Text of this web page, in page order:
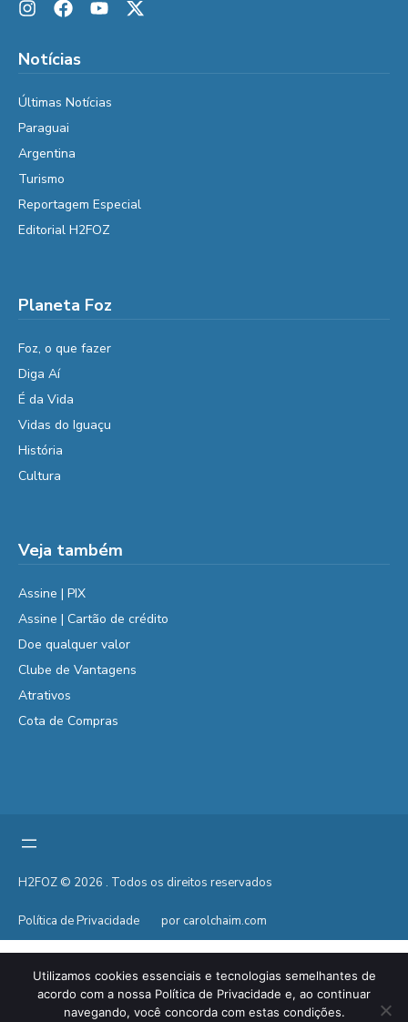
Notícias
Últimas Notícias
Paraguai
Argentina
Turismo
Reportagem Especial
Editorial H2FOZ
Planeta Foz
Foz, o que fazer
Diga Aí
É da Vida
Vidas do Iguaçu
História
Cultura
Veja também
Assine | PIX
Assine | Cartão de crédito
Doe qualquer valor
Clube de Vantagens
Atrativos
Cota de Compras
H2FOZ © 2026 . Todos os direitos reservados
Política de Privacidade por carolchaim.com
Utilizamos cookies essenciais e tecnologias semelhantes de
acordo com a nossa Política de Privacidade e, ao continuar
navegando, você concorda com estas condições.